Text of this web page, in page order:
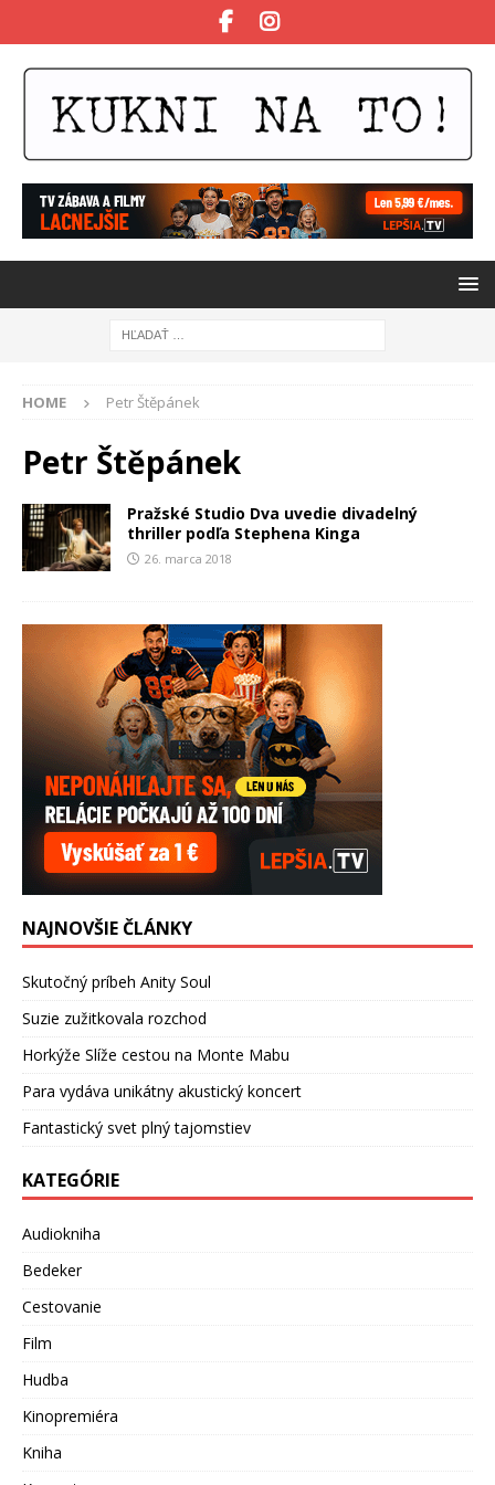
HOME Petr Štěpánek
Petr Štěpánek
Pražské Studio Dva uvedie divadelný
thriller podľa Stephena Kinga
26. marca 2018
NAJNOVŠIE ČLÁNKY
Skutočný príbeh Anity Soul
Suzie zužitkovala rozchod
Horkýže Slíže cestou na Monte Mabu
Para vydáva unikátny akustický koncert
Fantastický svet plný tajomstiev
KATEGÓRIE
Audiokniha
Bedeker
Cestovanie
Film
Hudba
Kinopremiéra
Kniha